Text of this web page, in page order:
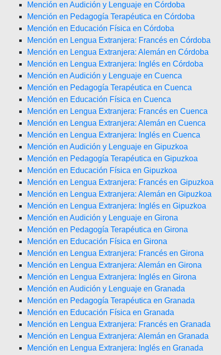
Mención en Audición y Lenguaje en Córdoba
Mención en Pedagogía Terapéutica en Córdoba
Mención en Educación Física en Córdoba
Mención en Lengua Extranjera: Francés en Córdoba
Mención en Lengua Extranjera: Alemán en Córdoba
Mención en Lengua Extranjera: Inglés en Córdoba
Mención en Audición y Lenguaje en Cuenca
Mención en Pedagogía Terapéutica en Cuenca
Mención en Educación Física en Cuenca
Mención en Lengua Extranjera: Francés en Cuenca
Mención en Lengua Extranjera: Alemán en Cuenca
Mención en Lengua Extranjera: Inglés en Cuenca
Mención en Audición y Lenguaje en Gipuzkoa
Mención en Pedagogía Terapéutica en Gipuzkoa
Mención en Educación Física en Gipuzkoa
Mención en Lengua Extranjera: Francés en Gipuzkoa
Mención en Lengua Extranjera: Alemán en Gipuzkoa
Mención en Lengua Extranjera: Inglés en Gipuzkoa
Mención en Audición y Lenguaje en Girona
Mención en Pedagogía Terapéutica en Girona
Mención en Educación Física en Girona
Mención en Lengua Extranjera: Francés en Girona
Mención en Lengua Extranjera: Alemán en Girona
Mención en Lengua Extranjera: Inglés en Girona
Mención en Audición y Lenguaje en Granada
Mención en Pedagogía Terapéutica en Granada
Mención en Educación Física en Granada
Mención en Lengua Extranjera: Francés en Granada
Mención en Lengua Extranjera: Alemán en Granada
Mención en Lengua Extranjera: Inglés en Granada